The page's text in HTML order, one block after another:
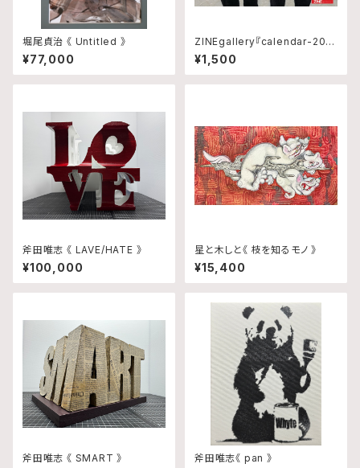
堀尾貞治 《 Untitled 》
¥77,000
ZINEgallery『calendar-202
6』修正版
¥1,500
斧田唯志 《 LAVE/HATE 》
¥100,000
星と木しと《 枝を知るモノ 》
¥15,400
斧田唯志 《 SMART 》 斧田唯志《 pan 》